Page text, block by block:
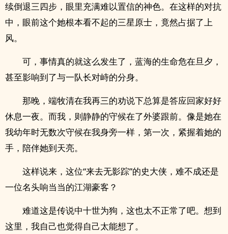
续倒退三四步，眼里充满难以置信的神色。在这样的对抗
中，眼前这个她根本看不起的三星原士，竟然占据了上
风。
可，事情真的就这么发生了，蓝海的生命危在旦夕，
甚至影响到了与一队长对峙的分身。
那晚，端牧清在我再三的劝说下总算是答应回家好好
休息一夜。而我，则静静的守候在了外婆跟前。像是她在
我幼年时无数次守候在我身旁一样，第一次，紧握着她的
手，陪伴她到天亮。
这样说来，这位“来去无影踪”的史大侠，难不成还是
一位名头响当当的江湖豪客？
难道这是传说中十世为狗，这也太不正常了吧。想到
这里，我自己也觉得自己太能想了。